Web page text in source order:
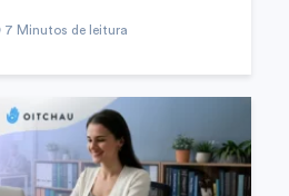
7 Minutos de leitura